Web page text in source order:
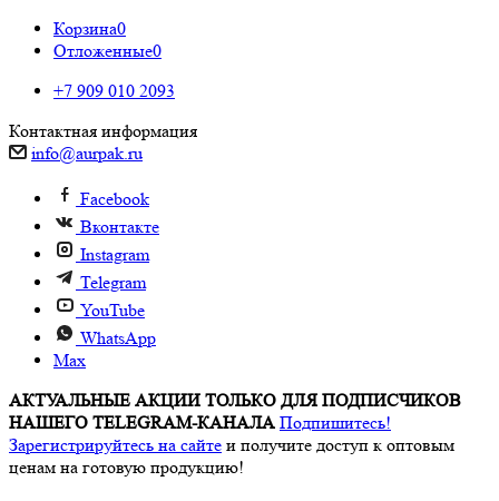
Корзина0
Отложенные0
+7 909 010 2093
Контактная информация
info@aurpak.ru
Facebook
Вконтакте
Instagram
Telegram
YouTube
WhatsApp
Max
АКТУАЛЬНЫЕ АКЦИИ ТОЛЬКО ДЛЯ ПОДПИСЧИКОВ
НАШЕГО TELEGRAM-КАНАЛА Подпишитесь!
Зарегистрируйтесь на сайте и получите доступ к оптовым
ценам на готовую продукцию!